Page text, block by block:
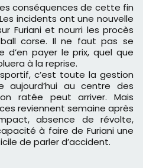
conséquences de cette fin
incidents ont une nouvelle
Furiani et nourri les procès
corse. Il ne faut pas se
d’en payer le prix, quel que
à la reprise.
c’est toute la gestion
au centre des
ratée peut arriver. Mais
reviennent semaine après
absence de révolte,
à faire de Furiani une
de parler d’accident.